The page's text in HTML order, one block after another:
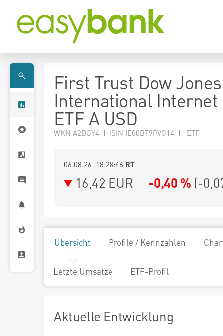
First Trust Dow Jones
International Internet
ETF A USD
WKN A2DGY4 | ISIN IE00BT9PVG14 | ETF
06.08.26 18:28:46 RT
16,42 EUR -0,40 % (-
Übersicht Profile / Kennzahlen
Letzte Umsätze ETF-Profil
Aktuelle Entwicklung